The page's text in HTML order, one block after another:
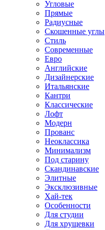
Угловые
Прямые
Радиусные
Скошенные углы
Стиль
Современные
Евро
Английские
Дизайнерские
Итальянские
Кантри
Классические
Лофт
Модерн
Прованс
Неоклассика
Минимализм
Под старину
Скандинавские
Элитные
Эксклюзивные
Хай-тек
Особенности
Для студии
Для хрущевки